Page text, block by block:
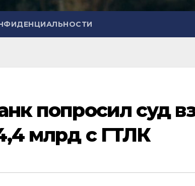
попросил суд
млрд с ГТЛК